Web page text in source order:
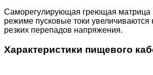
Саморегулирующая греющая матрица
режиме пусковые токи увеличиваются
резких перепадов напряжения.
Характеристики пищевого